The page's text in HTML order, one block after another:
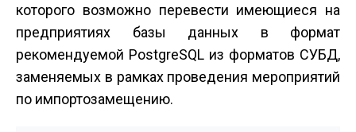
которого возможно перевести имеющиеся на
предприятиях базы данных в формат
рекомендуемой PostgreSQL из форматов СУБД,
заменяемых в рамках проведения мероприятий
по импортозамещению.